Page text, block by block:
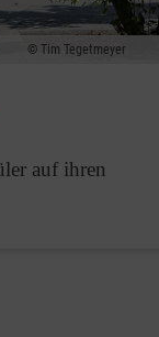
Tim Tegetmeyer
auf ihren